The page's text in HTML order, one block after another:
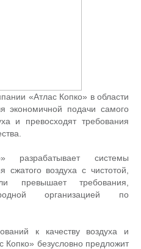
«Атлас Копко» в области
экономичной подачи самого
и превосходят требования
разрабатывает системы
воздуха с чистотой,
превышает требования,
организацией по
к качеству воздуха и
безусловно предложит